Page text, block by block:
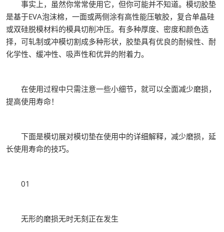
事实上，虽然你常常使用它，但你可能并不知道。模切胶垫
是基于EVA泡沫棉，一面或两侧涂有高性能压敏胶，复合单晶硅
或双硅脱模材料的模具切削冲压。有多种厚度、密度和颜色选
择，可轧制或冲模切割成多种形状，胶垫具有优良的耐候性、耐
化学性、缓冲性、吸声性和优异的附着力。
在使用过程中只需注意一些小细节，就可以全面减少磨损，
提高使用寿命！
下面是模切展对模切垫在使用中的详细解释，减少磨损，延
长使用寿命的技巧。
01
无形的磨损无时无刻正在发生